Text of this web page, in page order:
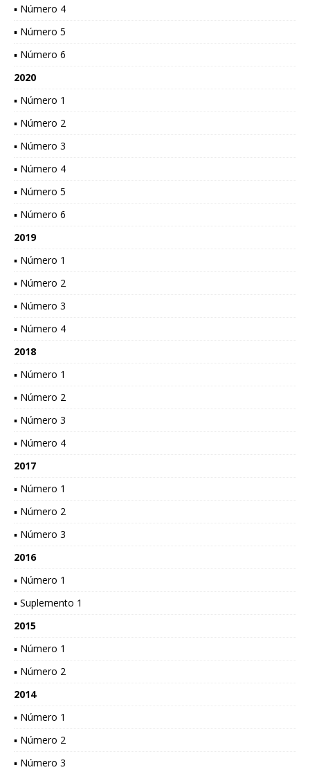
▪ Número 4
▪ Número 5
▪ Número 6
2020
▪ Número 1
▪ Número 2
▪ Número 3
▪ Número 4
▪ Número 5
▪ Número 6
2019
▪ Número 1
▪ Número 2
▪ Número 3
▪ Número 4
2018
▪ Número 1
▪ Número 2
▪ Número 3
▪ Número 4
2017
▪ Número 1
▪ Número 2
▪ Número 3
2016
▪ Número 1
▪ Suplemento 1
2015
▪ Número 1
▪ Número 2
2014
▪ Número 1
▪ Número 2
▪ Número 3